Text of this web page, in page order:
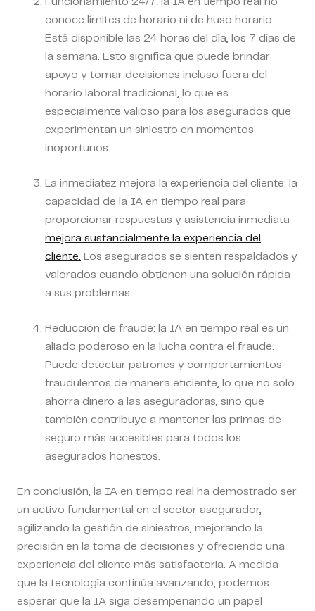
conoce límites de horario ni de huso horario.
Está disponible las 24 horas del día, los 7 días de
la semana. Esto significa que puede brindar
apoyo y tomar decisiones incluso fuera del
horario laboral tradicional, lo que es
especialmente valioso para los asegurados que
experimentan un siniestro en momentos
inoportunos.
La inmediatez mejora la experiencia del cliente: la
capacidad de la IA en tiempo real para
proporcionar respuestas y asistencia inmediata
mejora sustancialmente la experiencia del
cliente. Los asegurados se sienten respaldados y
valorados cuando obtienen una solución rápida
a sus problemas.
Reducción de fraude: la IA en tiempo real es un
aliado poderoso en la lucha contra el fraude.
Puede detectar patrones y comportamientos
fraudulentos de manera eficiente, lo que no solo
ahorra dinero a las aseguradoras, sino que
también contribuye a mantener las primas de
seguro más accesibles para todos los
asegurados honestos.
En conclusión, la IA en tiempo real ha demostrado ser
un activo fundamental en el sector asegurador,
agilizando la gestión de siniestros, mejorando la
precisión en la toma de decisiones y ofreciendo una
experiencia del cliente más satisfactoria. A medida
que la tecnología continúa avanzando, podemos
esperar que la IA siga desempeñando un papel